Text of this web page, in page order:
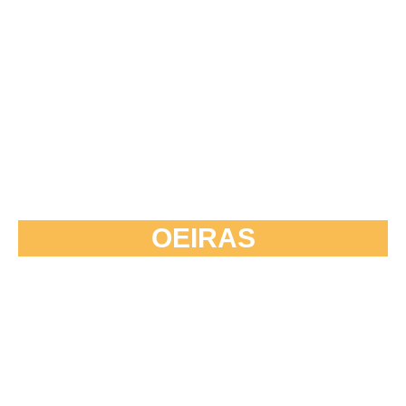
OEIRAS